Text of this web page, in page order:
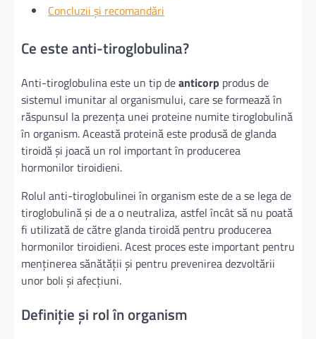
Concluzii și recomandări
Ce este anti-tiroglobulina?
Anti-tiroglobulina este un tip deanticorp produs de
sistemul imunitar al organismului, care se formează în
răspunsul la prezența unei proteine numite tiroglobulină
în organism. Această proteină este produsă de glanda
tiroidă și joacă un rol important în producerea
hormonilor tiroidieni.
Rolul anti-tiroglobulinei în organism este de a se lega de
tiroglobulină și de a o neutraliza, astfel încât să nu poată
fi utilizată de către glanda tiroidă pentru producerea
hormonilor tiroidieni. Acest proces este important pentru
menținerea sănătății și pentru prevenirea dezvoltării
unor boli și afecțiuni.
Definiție și rol în organism